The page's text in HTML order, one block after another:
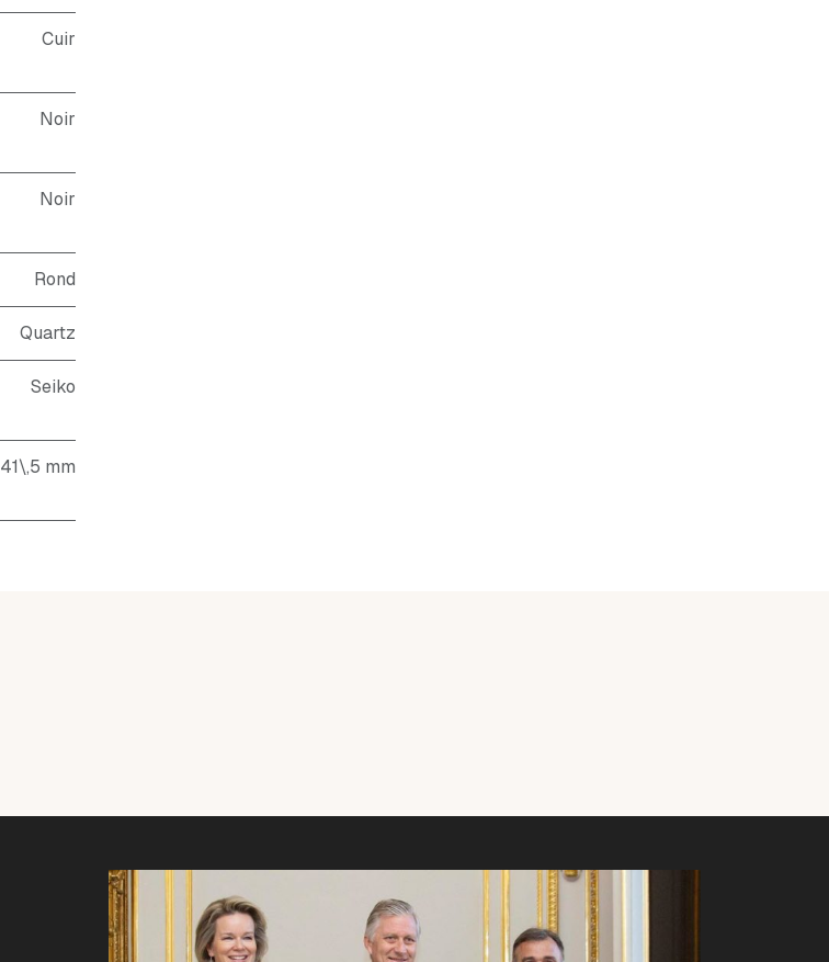
Cuir
Noir
Noir
Rond
Quartz
Seiko
41\,5 mm